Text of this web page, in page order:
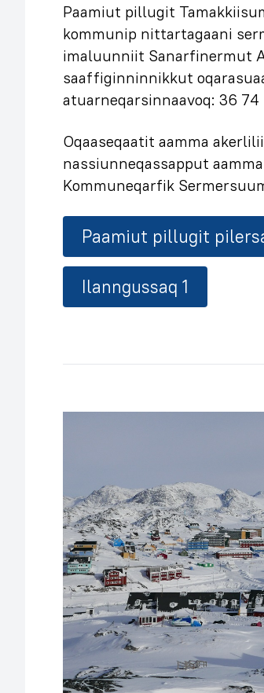
Paamiut pillugit
kommunip nittartagaani
imaluunniit Sanarfinermut
saaffiginninnikkut
atuarneqarsinnaavoq: 36 74
Oqaaseqaatit aamma
nassiunneqassapput
Kommuneqarfik
Paamiut pillugit
Ilanngussaq 1